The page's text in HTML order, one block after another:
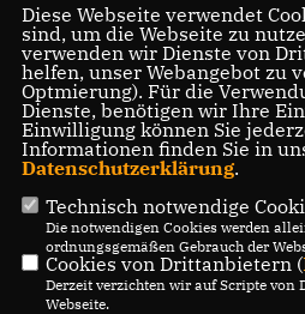
Diese Webseite verwendet
sind, um die Webseite zu
verwenden wir Dienste von
helfen, unser Webangebot zu
Optmierung). Für die
Dienste, benötigen wir Ihre
Einwilligung können Sie
Informationen finden Sie in
Datenschutzerklärung.
Technisch notwendige
Die notwendigen Cookies werden
ordnungsgemäßen Gebrauch der
Cookies von Drittanbietern (
Derzeit verzichten wir auf Scripte von
Webseite.